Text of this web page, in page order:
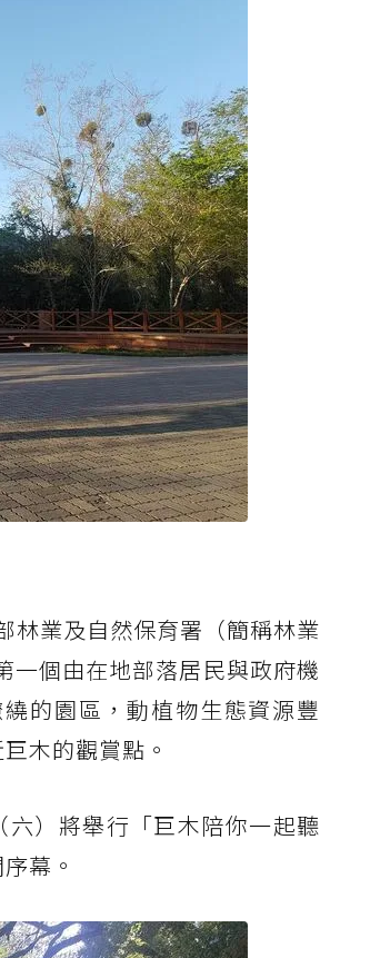
林業及自然保育署（簡稱林業
一個由在地部落居民與政府機
的園區，動植物生態資源豐
木的觀賞點。
）將舉行「巨木陪你一起聽
幕。